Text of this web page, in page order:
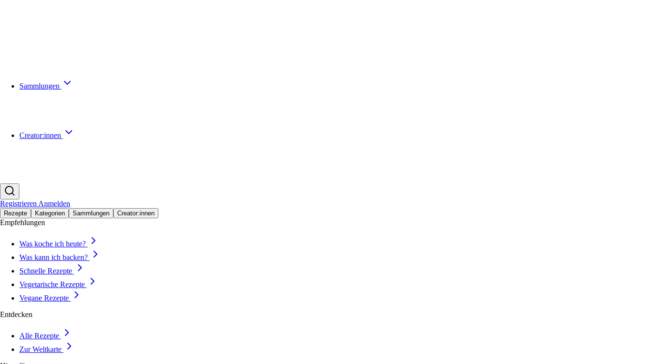
Sammlungen
Creator:innen
Registrieren Anmelden
Rezepte Kategorien Sammlungen Creator:innen
Empfehlungen
Was koche ich heute?
Was kann ich backen?
Schnelle Rezepte
Vegetarische Rezepte
Vegane Rezepte
Entdecken
Alle Rezepte
Zur Weltkarte